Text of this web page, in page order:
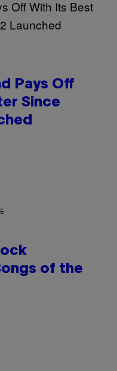
Pays Off
Since
of the